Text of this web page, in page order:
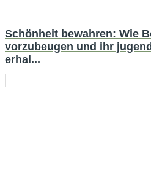
Schönheit bewahren: Wie
vorzubeugen und ihr
erhal...